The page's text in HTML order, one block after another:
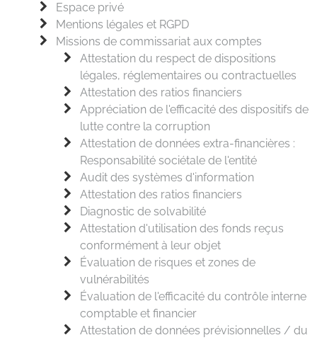
Espace privé
Mentions légales et RGPD
Missions de commissariat aux comptes
Attestation du respect de dispositions
légales, réglementaires ou contractuelles
Attestation des ratios financiers
Appréciation de l'efficacité des dispositifs de
lutte contre la corruption
Attestation de données extra-financières :
Responsabilité sociétale de l'entité
Audit des systèmes d'information
Attestation des ratios financiers
Diagnostic de solvabilité
Attestation d'utilisation des fonds reçus
conformément à leur objet
Évaluation de risques et zones de
vulnérabilités
Évaluation de l'efficacité du contrôle interne
comptable et financier
Attestation de données prévisionnelles / du